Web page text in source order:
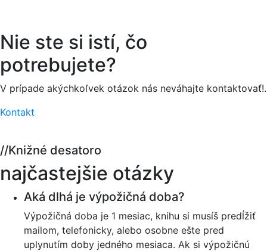
Nie ste si istí, čo
potrebujete?
V prípade akýchkoľvek otázok nás neváhajte kontaktovať!.
Kontakt
//Knižné desatoro
najčastejšie otázky
Aká dlhá je výpožičná doba?
Výpožičná doba je 1 mesiac, knihu si musíš predĺžiť
mailom, telefonicky, alebo osobne ešte pred
uplynutím doby jedného mesiaca. Ak si výpožičnú